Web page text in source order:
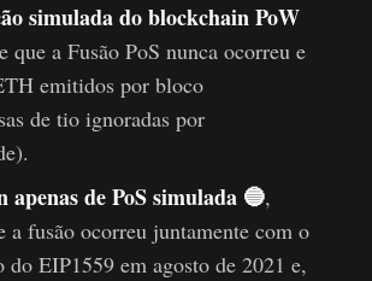
simulada do blockchain PoW
que a Fusão PoS nunca ocorreu e
emitidos por bloco
de tio ignoradas por
apenas de PoS simulada 🔵,
a fusão ocorreu juntamente com o
do EIP1559 em agosto de 2021 e,